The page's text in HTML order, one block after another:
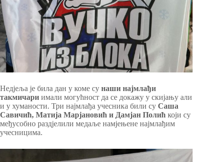
Недјеља је била дан у коме су наши најмлађи
такмичари имали могућност да се докажу у скијању али
и у хуманости. Три најмлађа учесника били су Саша
Савичић, Матија Марјановић и Дамјан Полић који су
међусобно раздјелили медаље намјењене најмлађим
учесницима.